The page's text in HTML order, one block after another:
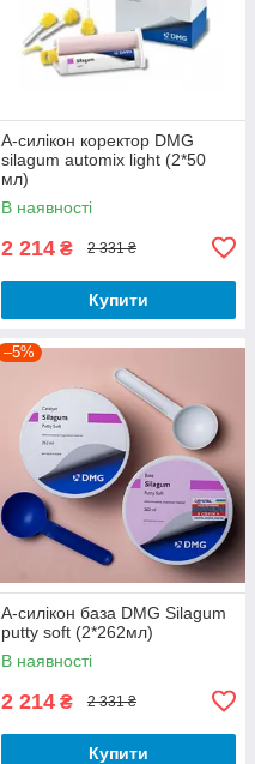
А-силікон коректор DMG
silagum automix light (2*50
мл)
В наявності
2 214 ₴ 2 331 ₴
Купити
–5%
А-силікон база DMG Silagum
putty soft (2*262мл)
В наявності
2 214 ₴ 2 331 ₴
Купити